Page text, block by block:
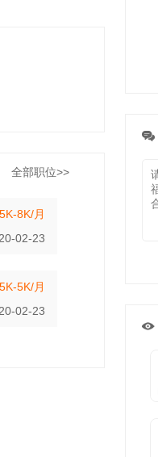
全部职位>>
5K-8K/月
02-23
5K/月
02-23